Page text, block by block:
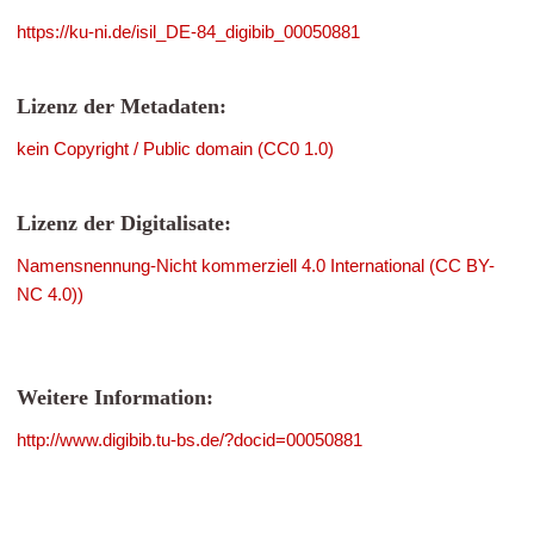
https://ku-ni.de/isil_DE-84_digibib_00050881
Lizenz der Metadaten:
kein Copyright / Public domain (CC0 1.0)
Lizenz der Digitalisate:
Namensnennung-Nicht kommerziell 4.0 International (CC BY-
NC 4.0))
Weitere Information:
http://www.digibib.tu-bs.de/?docid=00050881